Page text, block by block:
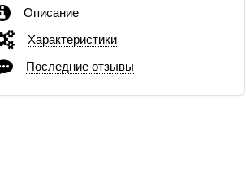
Описание
Характеристики
Последние отзывы